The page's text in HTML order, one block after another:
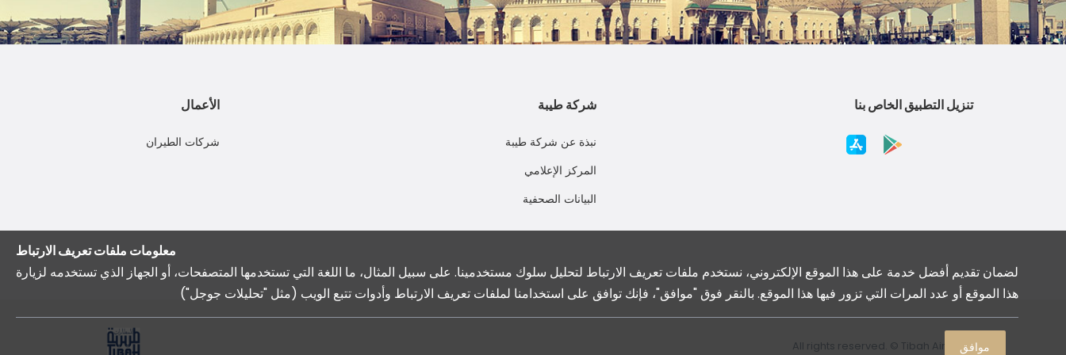
الأعمال
شركات الطيران
شركة طيبة
نبذة عن شركة طيبة
المركز الإعلامي
البيانات الصحفية
تنزيل التطبيق الخاص بنا
All rights reserved. © Tibah Airports
معلومات ملفات تعريف الارتباط
لضمان تقديم أفضل خدمة على هذا الموقع الإلكتروني، نستخدم ملفات تعريف الارتباط لتحليل سلوك مستخدمينا. على سبيل المثال، ما اللغة التي تستخدمها المتصفحات، أو الجهاز الذي تستخدمه لزيارة
هذا الموقع أو عدد المرات التي تزور فيها هذا الموقع. بالنقر فوق "موافق"، فإنك توافق على استخدامنا لملفات تعريف الارتباط وأدوات تتبع الويب (مثل "تحليلات جوجل")
موافق